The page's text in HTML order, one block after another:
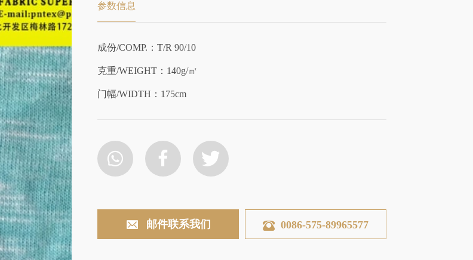
参数信息
成份/COMP.：T/R 90/10
克重/WEIGHT：140g/㎡
门幅/WIDTH：175cm
邮件联系我们 0086-575-89965577